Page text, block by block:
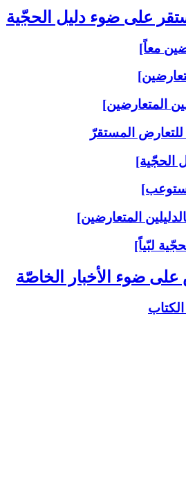
معاً]
المتعارضين]
للتعارض المستقرّ
الحجّية]
المتعارضين]
لبّياً]